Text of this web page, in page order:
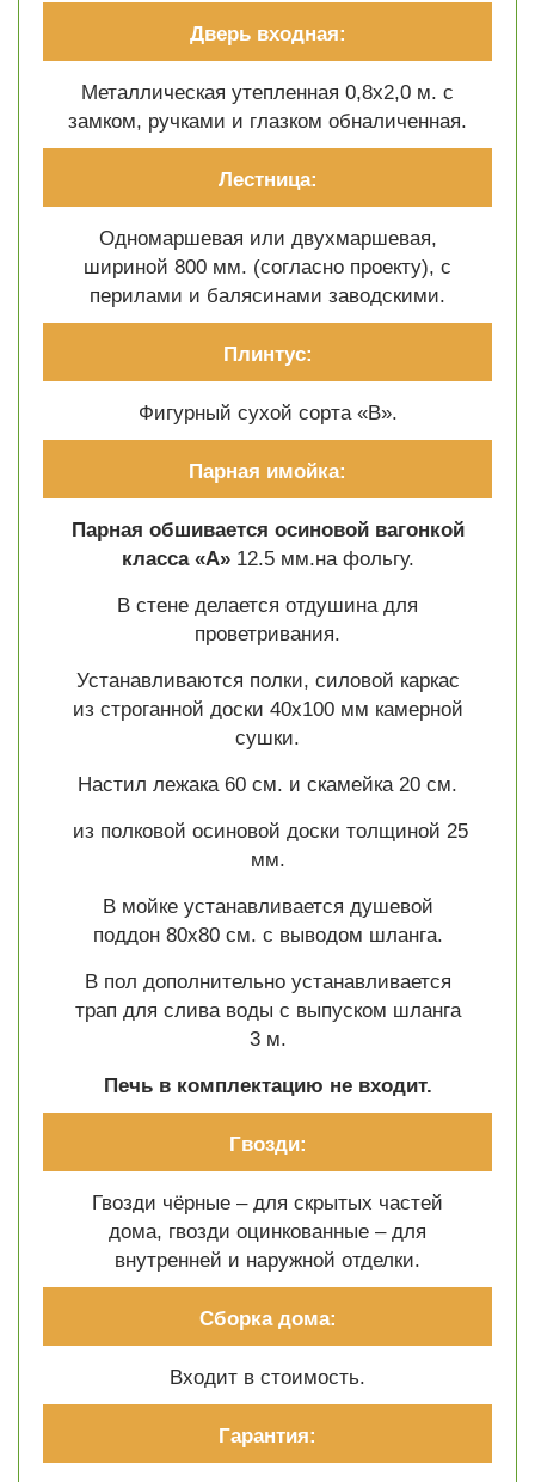
Дверь входная:
Металлическая утепленная 0,8х2,0 м. с
замком, ручками и глазком обналиченная.
Лестница:
Одномаршевая или двухмаршевая,
шириной 800 мм. (согласно проекту), с
перилами и балясинами заводскими.
Плинтус:
Фигурный сухой сорта «В».
Парная имойка:
Парная обшивается осиновой вагонкой
класса «А»12.5 мм.на фольгу.
В стене делается отдушина для
проветривания.
Устанавливаются полки, силовой каркас
из строганной доски 40х100 мм камерной
сушки.
Настил лежака 60 см. и скамейка 20 см.
из полковой осиновой доски толщиной 25
мм.
В мойке устанавливается душевой
поддон 80х80 см. с выводом шланга.
В пол дополнительно устанавливается
трап для слива воды с выпуском шланга
3 м.
Печь в комплектацию не входит.
Гвозди:
Гвозди чёрные – для скрытых частей
дома, гвозди оцинкованные – для
внутренней и наружной отделки.
Сборка дома:
Входит в стоимость.
Гарантия: